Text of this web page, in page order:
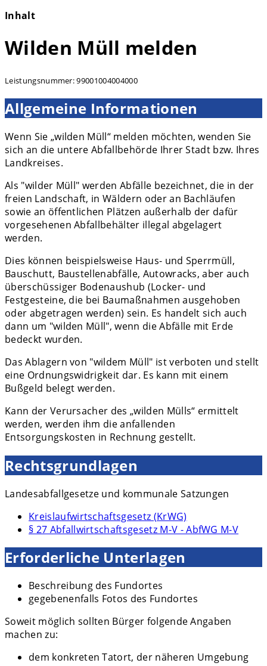
Inhalt
Wilden Müll melden
Leistungsnummer: 99001004004000
Allgemeine Informationen
Wenn Sie „wilden Müll“ melden möchten, wenden Sie
sich an die untere Abfallbehörde Ihrer Stadt bzw. Ihres
Landkreises.
Als "wilder Müll" werden Abfälle bezeichnet, die in der
freien Landschaft, in Wäldern oder an Bachläufen
sowie an öffentlichen Plätzen außerhalb der dafür
vorgesehenen Abfallbehälter illegal abgelagert
werden.
Dies können beispielsweise Haus- und Sperrmüll,
Bauschutt, Baustellenabfälle, Autowracks, aber auch
überschüssiger Bodenaushub (Locker- und
Festgesteine, die bei Baumaßnahmen ausgehoben
oder abgetragen werden) sein. Es handelt sich auch
dann um "wilden Müll", wenn die Abfälle mit Erde
bedeckt wurden.
Das Ablagern von "wildem Müll" ist verboten und stellt
eine Ordnungswidrigkeit dar. Es kann mit einem
Bußgeld belegt werden.
Kann der Verursacher des „wilden Mülls“ ermittelt
werden, werden ihm die anfallenden
Entsorgungskosten in Rechnung gestellt.
Rechtsgrundlagen
Landesabfallgesetze und kommunale Satzungen
Kreislaufwirtschaftsgesetz (KrWG)
§ 27 Abfallwirtschaftsgesetz M-V - AbfWG M-V
Erforderliche Unterlagen
Beschreibung des Fundortes
gegebenenfalls Fotos des Fundortes
Soweit möglich sollten Bürger folgende Angaben
machen zu:
dem konkreten Tatort, der näheren Umgebung